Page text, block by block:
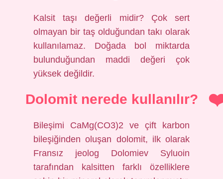
Kalsit taşı değerli midir? Çok sert
olmayan bir taş olduğundan takı olarak
kullanılamaz. Doğada bol miktarda
bulunduğundan maddi değeri çok
yüksek değildir.
Dolomit nerede kullanılır?
Bileşimi CaMg(CO3)2 ve çift karbon
bileşiğinden oluşan dolomit, ilk olarak
Fransız jeolog Dolomiev Syluoin
tarafından kalsitten farklı özelliklere